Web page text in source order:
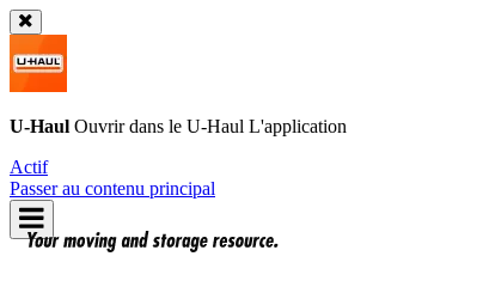
U-Haul Ouvrir dans le U-Haul L'application
Actif
Passer au contenu principal